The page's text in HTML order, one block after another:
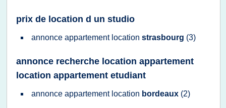
prix de location d un studio
annonce appartement location strasbourg (3)
annonce recherche location appartement
location appartement etudiant
annonce appartement location bordeaux (2)